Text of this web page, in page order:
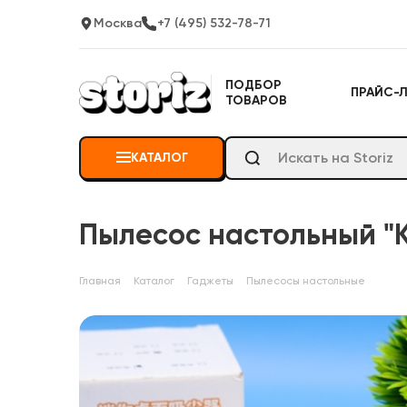
Москва +7 (495) 532-78-71
ПОДБОР
ТОВАРОВ
ПРАЙС-
КАТАЛОГ
Пылесос настольный
Главная Каталог Гаджеты Пылесосы настольные